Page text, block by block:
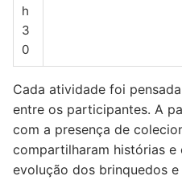
h
3
0
Cada atividade foi
entre os participantes. A
com a presença de
compartilharam histórias e
evolução dos brinquedos